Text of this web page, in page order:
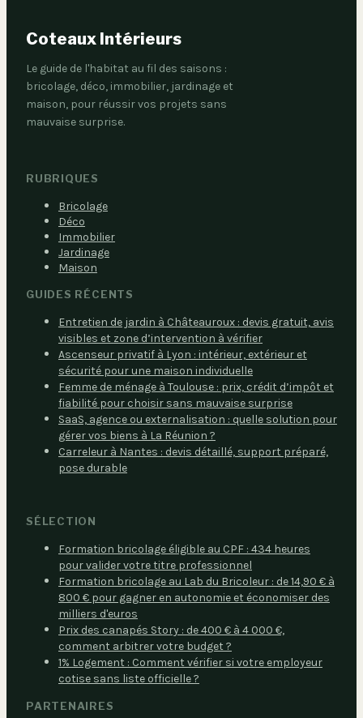
Coteaux Intérieurs
Le guide de l'habitat au fil des saisons :
bricolage, déco, immobilier, jardinage et
maison, pour réussir vos projets sans
mauvaise surprise.
RUBRIQUES
Bricolage
Déco
Immobilier
Jardinage
Maison
GUIDES RÉCENTS
Entretien de jardin à Châteauroux : devis gratuit, avis
visibles et zone d’intervention à vérifier
Ascenseur privatif à Lyon : intérieur, extérieur et
sécurité pour une maison individuelle
Femme de ménage à Toulouse : prix, crédit d’impôt et
fiabilité pour choisir sans mauvaise surprise
SaaS, agence ou externalisation : quelle solution pour
gérer vos biens à La Réunion ?
Carreleur à Nantes : devis détaillé, support préparé,
pose durable
SÉLECTION
Formation bricolage éligible au CPF : 434 heures
pour valider votre titre professionnel
Formation bricolage au Lab du Bricoleur : de 14,90 € à
800 € pour gagner en autonomie et économiser des
milliers d'euros
Prix des canapés Story : de 400 € à 4 000 €,
comment arbitrer votre budget ?
1% Logement : Comment vérifier si votre employeur
cotise sans liste officielle ?
PARTENAIRES